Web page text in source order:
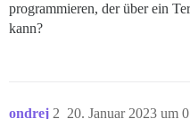
programmieren, der über ein
kann?
ondrej 20. Januar 2023 um
2